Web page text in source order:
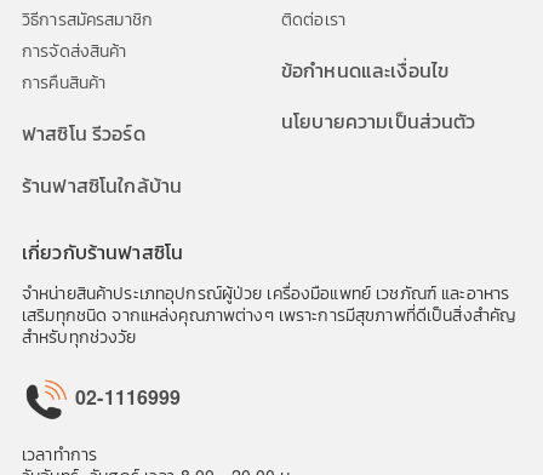
วิธีการสมัครสมาชิก
การจัดส่งสินค้า
การคืนสินค้า
ฟาสซิโน รีวอร์ด
ร้านฟาสซิโนใกล้บ้าน
ติดต่อเรา
ข้อกำหนดและเงื่อนไข
นโยบายความเป็นส่วนตัว
เกี่ยวกับร้านฟาสซิโน
จำหน่ายสินค้าประเภทอุปกรณ์ผู้ป่วย เครื่องมือแพทย์ เวชภัณฑ์ และอาหาร
เสริมทุกชนิด จากแหล่งคุณภาพต่างๆ เพราะการมีสุขภาพที่ดีเป็นสิ่งสำคัญ
สำหรับทุกช่วงวัย
02-1116999
เวลาทำการ